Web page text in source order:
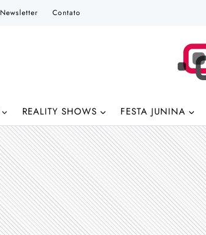
Newsletter Contato
REALITY SHOWS FESTA JUNINA